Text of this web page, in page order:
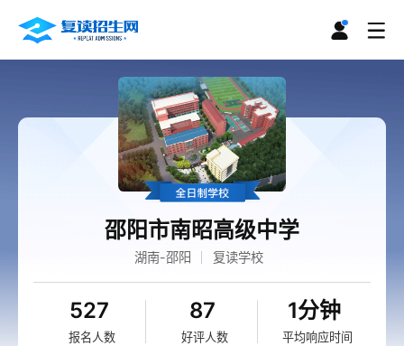
邵阳市南昭高级中学
湖南-邵阳 复读学校
527
报名人数
87
好评人数
1分钟
平均响应时间